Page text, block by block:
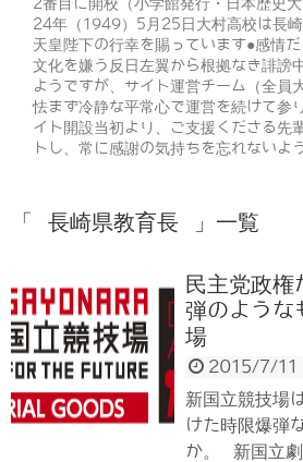
24年（1949）5月25日大村高校は長崎
天皇陛下の行幸を賜っています●感情
文化を嫌う反日左翼から根拠なき誹謗
ようですが、サイト運営チーム（全員
怯まず冷静な平常心で運営を続けて参
イト開設当初より、ご支援くださる先
トし、常に感謝の気持ちを忘れないよ
「 長崎県教育長 」一覧
民主党政権
弾のような
場
2015/7/11
新国立競技場
けた時限爆弾
か。 新国立